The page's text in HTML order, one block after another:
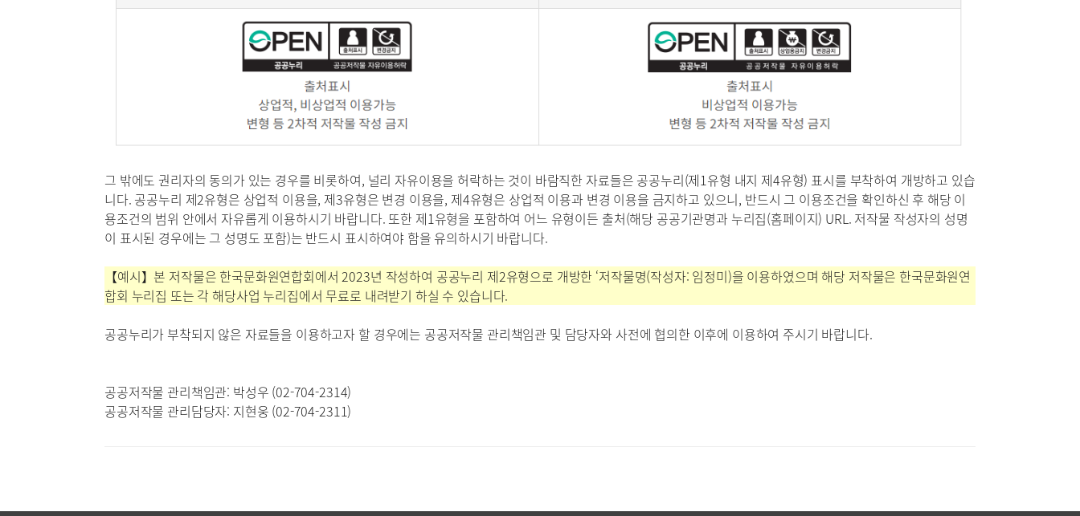
그 밖에도 권리자의 동의가 있는 경우를 비롯하여, 널리 자유이용을 허락하는 것이 바람직한 자료들은 공공누리(제1유형 내지 제4유형) 표시를 부착하여 개방하고 있습
니다. 공공누리 제2유형은 상업적 이용을, 제3유형은 변경 이용을, 제4유형은 상업적 이용과 변경 이용을 금지하고 있으니, 반드시 그 이용조건을 확인하신 후 해당 이
용조건의 범위 안에서 자유롭게 이용하시기 바랍니다. 또한 제1유형을 포함하여 어느 유형이든 출처(해당 공공기관명과 누리집(홈페이지) URL. 저작물 작성자의 성명
이 표시된 경우에는 그 성명도 포함)는 반드시 표시하여야 함을 유의하시기 바랍니다.
【예시】본 저작물은 한국문화원연합회에서 2023년 작성하여 공공누리 제2유형으로 개방한 ‘저작물명(작성자: 임정미)을 이용하였으며 해당 저작물은 한국문화원연
합회 누리집 또는 각 해당사업 누리집에서 무료로 내려받기 하실 수 있습니다.
공공누리가 부착되지 않은 자료들을 이용하고자 할 경우에는 공공저작물 관리책임관 및 담당자와 사전에 협의한 이후에 이용하여 주시기 바랍니다.
공공저작물 관리책임관: 박성우 (02-704-2314)
공공저작물 관리담당자: 지현웅 (02-704-2311)